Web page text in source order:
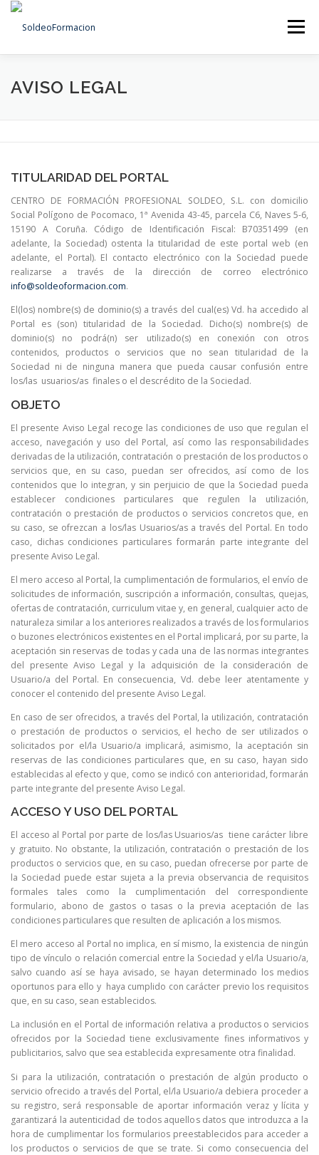
Saltar
contenido
Menú
INICIO SOLDADURA
AVISO LEGAL
TITULARIDAD DEL PORTAL
CENTRO DE FORMACIÓN PROFESIONAL SOLDEO, S.L. con domicilio
Social Polígono de Pocomaco, 1ª Avenida 43-45, parcela C6, Naves 5-6,
15190 A Coruña. Código de Identificación Fiscal: B70351499 (en
adelante, la Sociedad) ostenta la titularidad de este portal web (en
adelante, el Portal). El contacto electrónico con la Sociedad puede
realizarse a través de la dirección de correo electrónico
info@soldeoformacion.com.
El(los) nombre(s) de dominio(s) a través del cual(es) Vd. ha accedido al
Portal es (son) titularidad de la Sociedad. Dicho(s) nombre(s) de
dominio(s) no podrá(n) ser utilizado(s) en conexión con otros
contenidos, productos o servicios que no sean titularidad de la
Sociedad ni de ninguna manera que pueda causar confusión entre
los/las usuarios/as finales o el descrédito de la Sociedad.
OBJETO
El presente Aviso Legal recoge las condiciones de uso que regulan el
acceso, navegación y uso del Portal, así como las responsabilidades
derivadas de la utilización, contratación o prestación de los productos o
servicios que, en su caso, puedan ser ofrecidos, así como de los
contenidos que lo integran, y sin perjuicio de que la Sociedad pueda
establecer condiciones particulares que regulen la utilización,
contratación o prestación de productos o servicios concretos que, en
su caso, se ofrezcan a los/las Usuarios/as a través del Portal. En todo
caso, dichas condiciones particulares formarán parte integrante del
presente Aviso Legal.
El mero acceso al Portal, la cumplimentación de formularios, el envío de
solicitudes de información, suscripción a información, consultas, quejas,
ofertas de contratación, curriculum vitae y, en general, cualquier acto de
naturaleza similar a los anteriores realizados a través de los formularios
o buzones electrónicos existentes en el Portal implicará, por su parte, la
aceptación sin reservas de todas y cada una de las normas integrantes
del presente Aviso Legal y la adquisición de la consideración de
Usuario/a del Portal. En consecuencia, Vd. debe leer atentamente y
conocer el contenido del presente Aviso Legal.
En caso de ser ofrecidos, a través del Portal, la utilización, contratación
o prestación de productos o servicios, el hecho de ser utilizados o
solicitados por el/la Usuario/a implicará, asimismo, la aceptación sin
reservas de las condiciones particulares que, en su caso, hayan sido
establecidas al efecto y que, como se indicó con anterioridad, formarán
parte integrante del presente Aviso Legal.
ACCESO Y USO DEL PORTAL
El acceso al Portal por parte de los/las Usuarios/as tiene carácter libre
y gratuito. No obstante, la utilización, contratación o prestación de los
productos o servicios que, en su caso, puedan ofrecerse por parte de
la Sociedad puede estar sujeta a la previa observancia de requisitos
formales tales como la cumplimentación del correspondiente
formulario, abono de gastos o tasas o la previa aceptación de las
condiciones particulares que resulten de aplicación a los mismos.
El mero acceso al Portal no implica, en sí mismo, la existencia de ningún
tipo de vínculo o relación comercial entre la Sociedad y el/la Usuario/a,
salvo cuando así se haya avisado, se hayan determinado los medios
oportunos para ello y haya cumplido con carácter previo los requisitos
que, en su caso, sean establecidos.
La inclusión en el Portal de información relativa a productos o servicios
ofrecidos por la Sociedad tiene exclusivamente fines informativos y
publicitarios, salvo que sea establecida expresamente otra finalidad.
Si para la utilización, contratación o prestación de algún producto o
servicio ofrecido a través del Portal, el/la Usuario/a debiera proceder a
su registro, será responsable de aportar información veraz y lícita y
garantizará la autenticidad de todos aquellos datos que introduzca a la
hora de cumplimentar los formularios preestablecidos para acceder a
los productos o servicios de que se trate. Si como consecuencia del